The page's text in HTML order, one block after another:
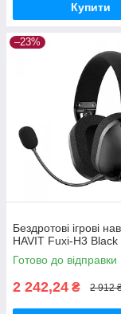
Купити
–23%
Бездротові ігрові
HAVIT Fuxi-H3 Black
Готово до відправки
2 242,24 ₴ 2 912